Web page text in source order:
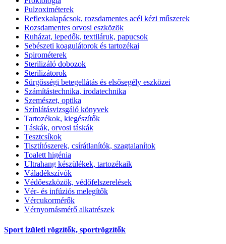
Pulzoximéterek
Reflexkalapácsok, rozsdamentes acél kézi műszerek
Rozsdamentes orvosi eszközök
Ruházat, lepedők, textiláruk, papucsok
Sebészeti koagulátorok és tartozékai
Spirométerek
Sterilizáló dobozok
Sterilizátorok
Sürgősségi betegellátás és elsősegély eszközei
Számítástechnika, irodatechnika
Szemészet, optika
Színlátásvizsgáló könyvek
Tartozékok, kiegészítők
Táskák, orvosi táskák
Tesztcsíkok
Tisztítószerek, csírátlanítók, szagtalanítok
Toalett higénia
Ultrahang készülékek, tartozékaik
Váladékszívók
Védőeszközök, védőfelszerelések
Vér- és infúziós melegítők
Vércukormérők
Vérnyomásmérő alkatrészek
Sport izületi rögzítők, sportrögzítők